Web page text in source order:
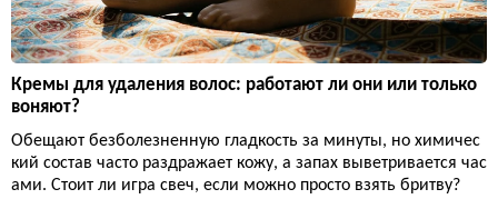
Кремы для удаления волос: работают ли они или только
воняют?
Обещают безболезненную гладкость за минуты, но химичес
кий состав часто раздражает кожу, а запах выветривается час
ами. Стоит ли игра свеч, если можно просто взять бритву?